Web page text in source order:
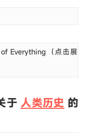
Everything（点击展
于 人类历史 的